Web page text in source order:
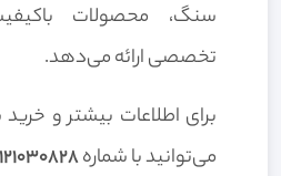
سنگ، محصولات
تخصصی ارائه می‌دهد.
برای اطلاعات بیشتر و
می‌توانید با شماره